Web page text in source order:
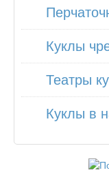
Куклы
Театры
Куклы в